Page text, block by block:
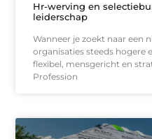
Hr-werving en
leiderschap
Wanneer je zoekt naar een
organisaties steeds hogere
flexibel, mensgericht en
Profession